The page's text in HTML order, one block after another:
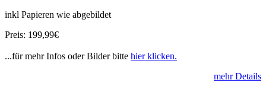
inkl Papieren wie abgebildet
Preis: 199,99€
...für mehr Infos oder Bilder bitte hier klicken.
mehr Details